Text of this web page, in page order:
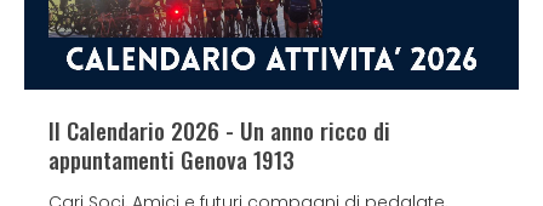
Il Calendario 2026 - Un anno ricco di
appuntamenti Genova 1913